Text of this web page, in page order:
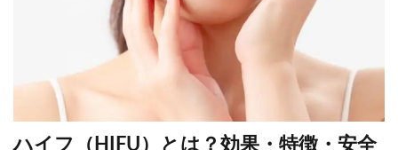
ハイフ（HIFU）とは？効果・特徴・安全